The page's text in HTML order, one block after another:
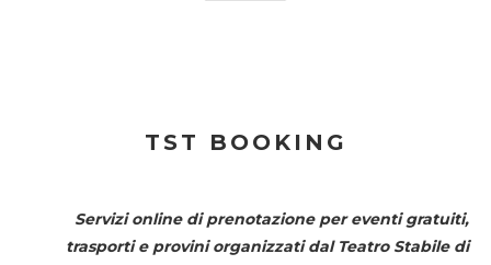
TST BOOKING
Servizi online di prenotazione per eventi gratuiti,
trasporti e provini organizzati dal Teatro Stabile di